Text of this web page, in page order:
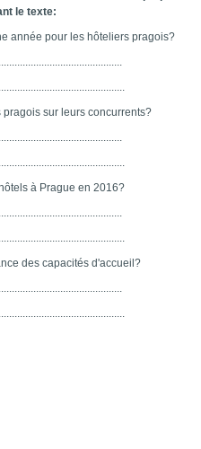
le texte:
année pour les hôteliers pragois?
sur leurs concurrents?
à Prague en 2016?
des capacités d'accueil?